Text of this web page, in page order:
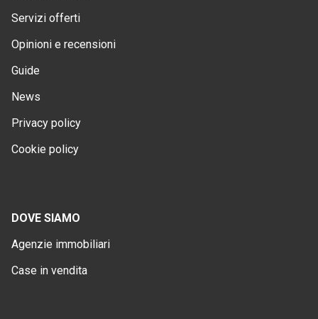
Servizi offerti
Opinioni e recensioni
Guide
News
Privacy policy
Cookie policy
DOVE SIAMO
Agenzie immobiliari
Case in vendita